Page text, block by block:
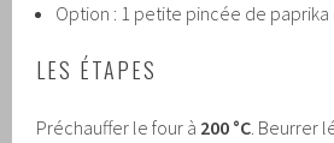
Option : 1 petite pincée de paprika
LES ÉTAPES
Préchauffer le four à 200 °C. Beurrer